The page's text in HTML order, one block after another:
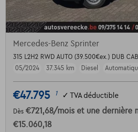
Mercedes-Benz Sprinter
315 L2H2 RWD AUTO (39.500€ex.) DUB
05/2024
37.345 km Diesel
€47.795 1 ✓ TVA déductible
Dès €721,68/mois et une dernière
€15.060,18